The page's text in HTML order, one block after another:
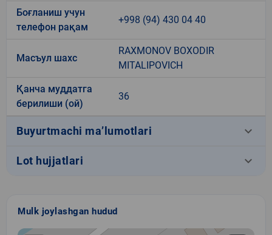
Боғланиш учун
телефон рақам
+998 (94) 430 04 40
Масъул шахс
RAXMONOV BOXODIR
MITALIPOVICH
Қанча муддатга
берилиши (ой)
36
Buyurtmachi ma’lumotlari keyboard_arrow_down
Lot hujjatlari keyboard_arrow_down
Mulk joylashgan hudud